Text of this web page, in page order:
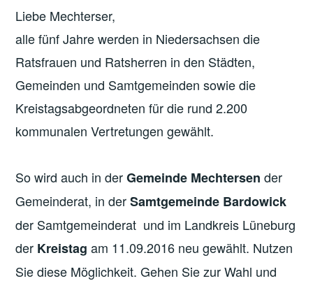
Liebe Mechterser,
alle fünf Jahre werden in Niedersachsen die
Ratsfrauen und Ratsherren in den Städten,
Gemeinden und Samtgemeinden sowie die
Kreistagsabgeordneten für die rund 2.200
kommunalen Vertretungen gewählt.
So wird auch in derGemeinde Mechtersen der
Gemeinderat, in derSamtgemeinde Bardowick
der Samtgemeinderat und im Landkreis Lüneburg
der Kreistag am 11.09.2016 neu gewählt. Nutzen
Sie diese Möglichkeit. Gehen Sie zur Wahl und